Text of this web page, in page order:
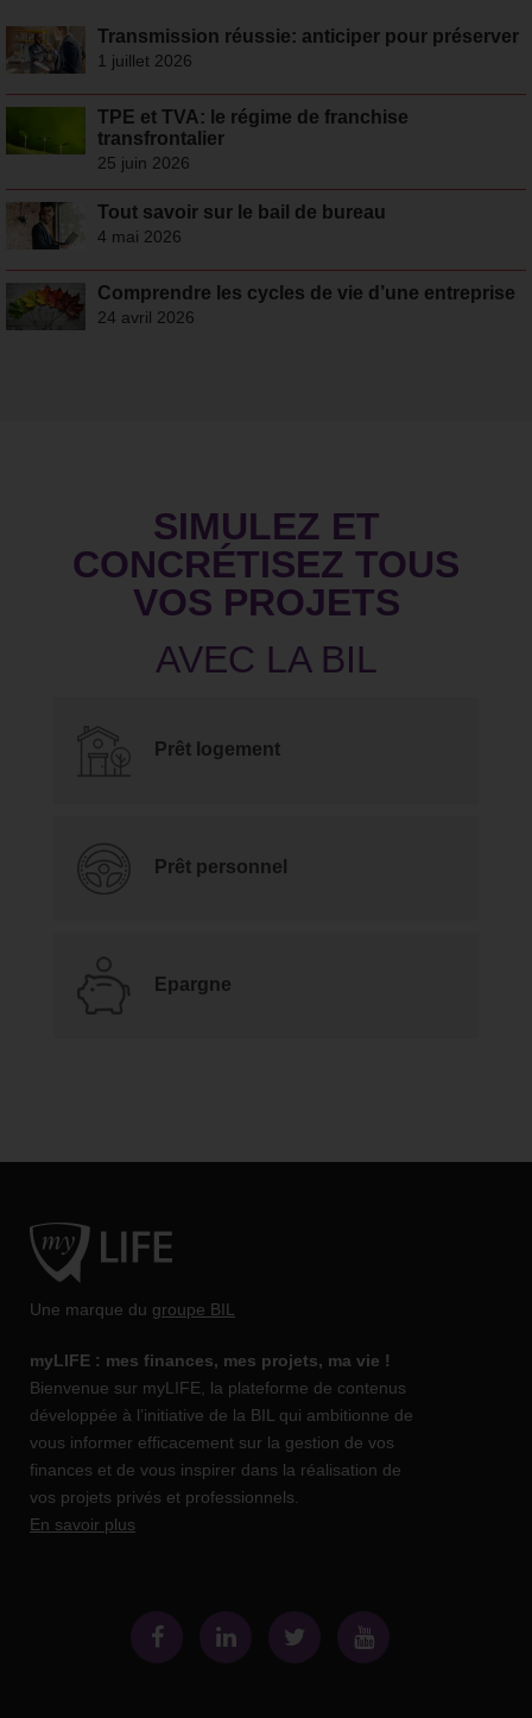
Transmission réussie: anticiper pour préserver
1 juillet 2026
TPE et TVA: le régime de franchise
transfrontalier
25 juin 2026
Tout savoir sur le bail de bureau
4 mai 2026
Comprendre les cycles de vie d’une entreprise
24 avril 2026
SIMULEZ ET
CONCRÉTISEZ TOUS
VOS PROJETS
Prêt logement
Prêt personnel
Epargne
Une marque du groupe BIL
myLIFE : mes finances, mes projets, ma vie !
Bienvenue sur myLIFE, la plateforme de contenus
développée à l’initiative de la BIL qui ambitionne de
vous informer efficacement sur la gestion de vos
finances et de vous inspirer dans la réalisation de
vos projets privés et professionnels.
En savoir plus